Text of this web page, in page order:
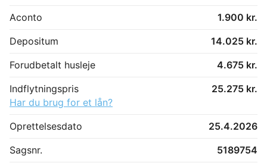
Aconto
1.900 kr.
Depositum
14.025 kr.
Forudbetalt husleje
4.675 kr.
Indflytningspris
25.275 kr.
Har du brug for et lån?
Oprettelsesdato
25.4.2026
Sagsnr.
5189754